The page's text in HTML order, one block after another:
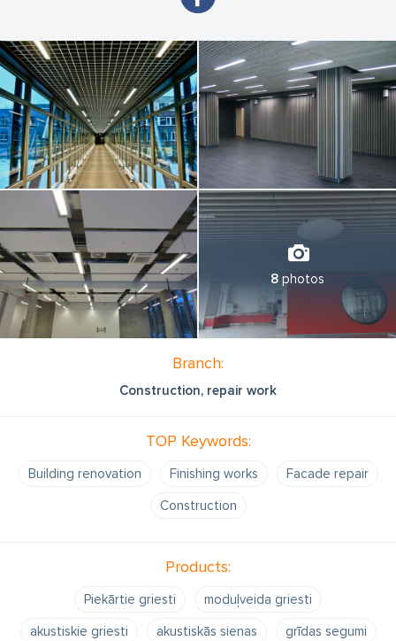
8 photos
Branch:
Construction, repair work
TOP Keywords:
Building renovation Finishing works
Facade repair
Construction
Products:
Piekārtie griesti
moduļveida griesti
akustiskie griesti
akustiskās sienas
grīdas segumi